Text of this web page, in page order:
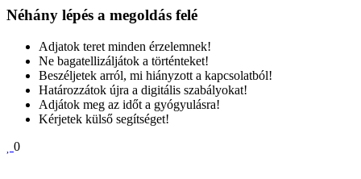
Néhány lépés a megoldás felé
Adjatok teret minden érzelemnek!
Ne bagatellizáljátok a történteket!
Beszéljetek arról, mi hiányzott a kapcsolatból!
Határozzátok újra a digitális szabályokat!
Adjátok meg az időt a gyógyulásra!
Kérjetek külső segítséget!
0